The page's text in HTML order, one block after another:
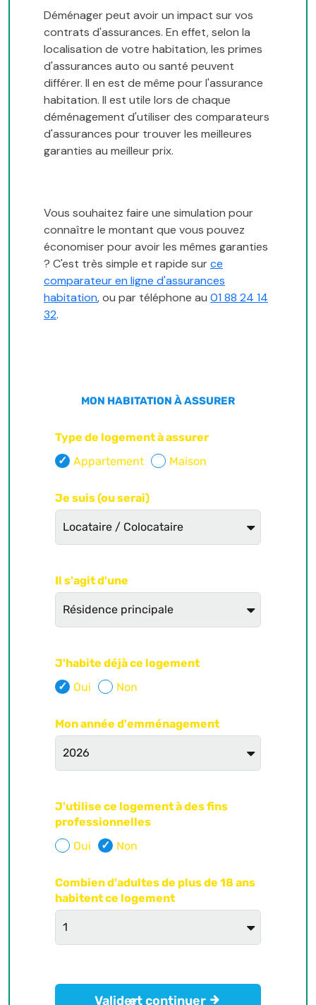
Déménager peut avoir un impact sur vos
contrats d'assurances. En effet, selon la
localisation de votre habitation, les primes
d'assurances auto ou santé peuvent
différer. Il en est de même pour l'assurance
habitation. Il est utile lors de chaque
déménagement d'utiliser des comparateurs
d'assurances pour trouver les meilleures
garanties au meilleur prix.
Vous souhaitez faire une simulation pour
connaître le montant que vous pouvez
économiser pour avoir les mêmes garanties
? C'est très simple et rapide surce
comparateur en ligne d'assurances
habitation, ou par téléphone au 01 88 24 14
32.